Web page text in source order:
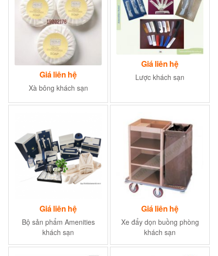
Giá liên hệ
Xà bông khách sạn
Giá liên hệ
Lược khách sạn
Giá liên hệ
Bộ sản phẩm Amenities
khách sạn
Giá liên hệ
Xe đẩy dọn buồng phòng
khách sạn